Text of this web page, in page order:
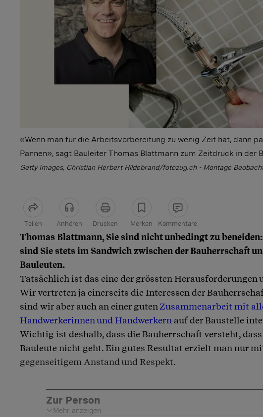
«Wenn man für die Arbeitsvorbereitung zu wenig Zeit hat, dann
Pannen», sagt Bauleiter Thomas Blattmann zum Zeitdruck in der
Getty Images, Christian Herbert Hildebrand/fotozug.ch - Montage
Teilen Anhören Drucken Merken Kommentare
Artikel teilen
Thomas Blattmann, Sie sind nicht unbedingt zu
sind Sie stets im Sandwich zwischen der Bauherrschaft
Bauleuten.
Tatsächlich ist das eine der grössten Herausforderungen
Wir vertreten ja einerseits die Interessen der
sind wir aber auch an einer guten Zusammenarbeit mit
Handwerkerinnen und Handwerkern auf der Baustelle
Wichtig ist deshalb, dass die Bauherrschaft versteht, dass
Bauleute nicht geht. Ein gutes Resultat erzielt man nur
gegenseitigem Anstand und Respekt.
Zur Person
Mehr anzeigen